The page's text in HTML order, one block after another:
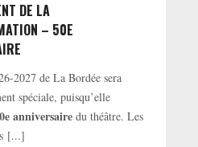
DE LA
– 50E
2027 de La Bordée sera
spéciale, puisqu’elle
anniversaire du théâtre. Les
[...]